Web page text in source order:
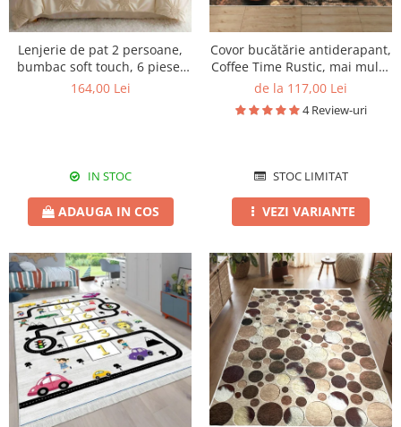
Lenjerie de pat 2 persoane,
bumbac soft touch, 6 piese,
PRE06
164,00 Lei
IN STOC
ADAUGA IN COS
Covor bucătărie antiderapant,
Coffee Time Rustic, mai multe
dimensiuni
de la 117,00 Lei
4 Review-uri
STOC LIMITAT
VEZI VARIANTE